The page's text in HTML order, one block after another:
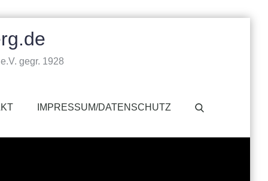
gegr. 1928
IMPRESSUM/DATENSCHUTZ